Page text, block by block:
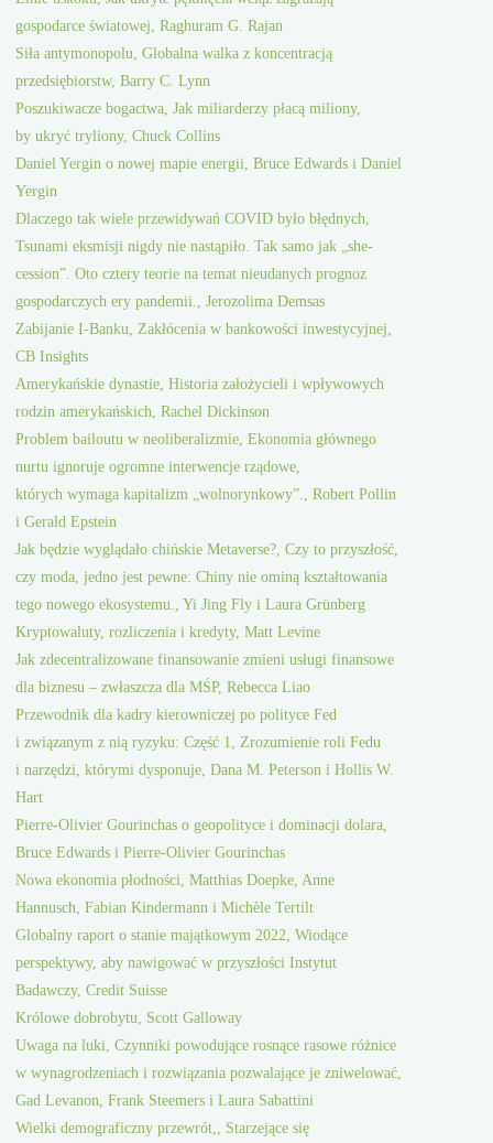
gospodarce światowej, Raghuram G. Rajan
Siła antymonopolu, Globalna walka z koncentracją
przedsiębiorstw, Barry C. Lynn
Poszukiwacze bogactwa, Jak miliarderzy płacą miliony,
by ukryć tryliony, Chuck Collins
Daniel Yergin o nowej mapie energii, Bruce Edwards i Daniel
Yergin
Dlaczego tak wiele przewidywań COVID było błędnych,
Tsunami eksmisji nigdy nie nastąpiło. Tak samo jak „she-
cession”. Oto cztery teorie na temat nieudanych prognoz
gospodarczych ery pandemii., Jerozolima Demsas
Zabijanie I-Banku, Zakłócenia w bankowości inwestycyjnej,
CB Insights
Amerykańskie dynastie, Historia założycieli i wpływowych
rodzin amerykańskich, Rachel Dickinson
Problem bailoutu w neoliberalizmie, Ekonomia głównego
nurtu ignoruje ogromne interwencje rządowe,
których wymaga kapitalizm „wolnorynkowy”., Robert Pollin
i Gerald Epstein
Jak będzie wyglądało chińskie Metaverse?, Czy to przyszłość,
czy moda, jedno jest pewne: Chiny nie ominą kształtowania
tego nowego ekosystemu., Yi Jing Fly i Laura Grünberg
Kryptowaluty, rozliczenia i kredyty, Matt Levine
Jak zdecentralizowane finansowanie zmieni usługi finansowe
dla biznesu – zwłaszcza dla MŚP, Rebecca Liao
Przewodnik dla kadry kierowniczej po polityce Fed
i związanym z nią ryzyku: Część 1, Zrozumienie roli Fedu
i narzędzi, którymi dysponuje, Dana M. Peterson i Hollis W.
Hart
Pierre-Olivier Gourinchas o geopolityce i dominacji dolara,
Bruce Edwards i Pierre-Olivier Gourinchas
Nowa ekonomia płodności, Matthias Doepke, Anne
Hannusch, Fabian Kindermann i Michèle Tertilt
Globalny raport o stanie majątkowym 2022, Wiodące
perspektywy, aby nawigować w przyszłości Instytut
Badawczy, Credit Suisse
Królowe dobrobytu, Scott Galloway
Uwaga na luki, Czynniki powodujące rosnące rasowe różnice
w wynagrodzeniach i rozwiązania pozwalające je zniwelować,
Gad Levanon, Frank Steemers i Laura Sabattini
Wielki demograficzny przewrót,, Starzejące się